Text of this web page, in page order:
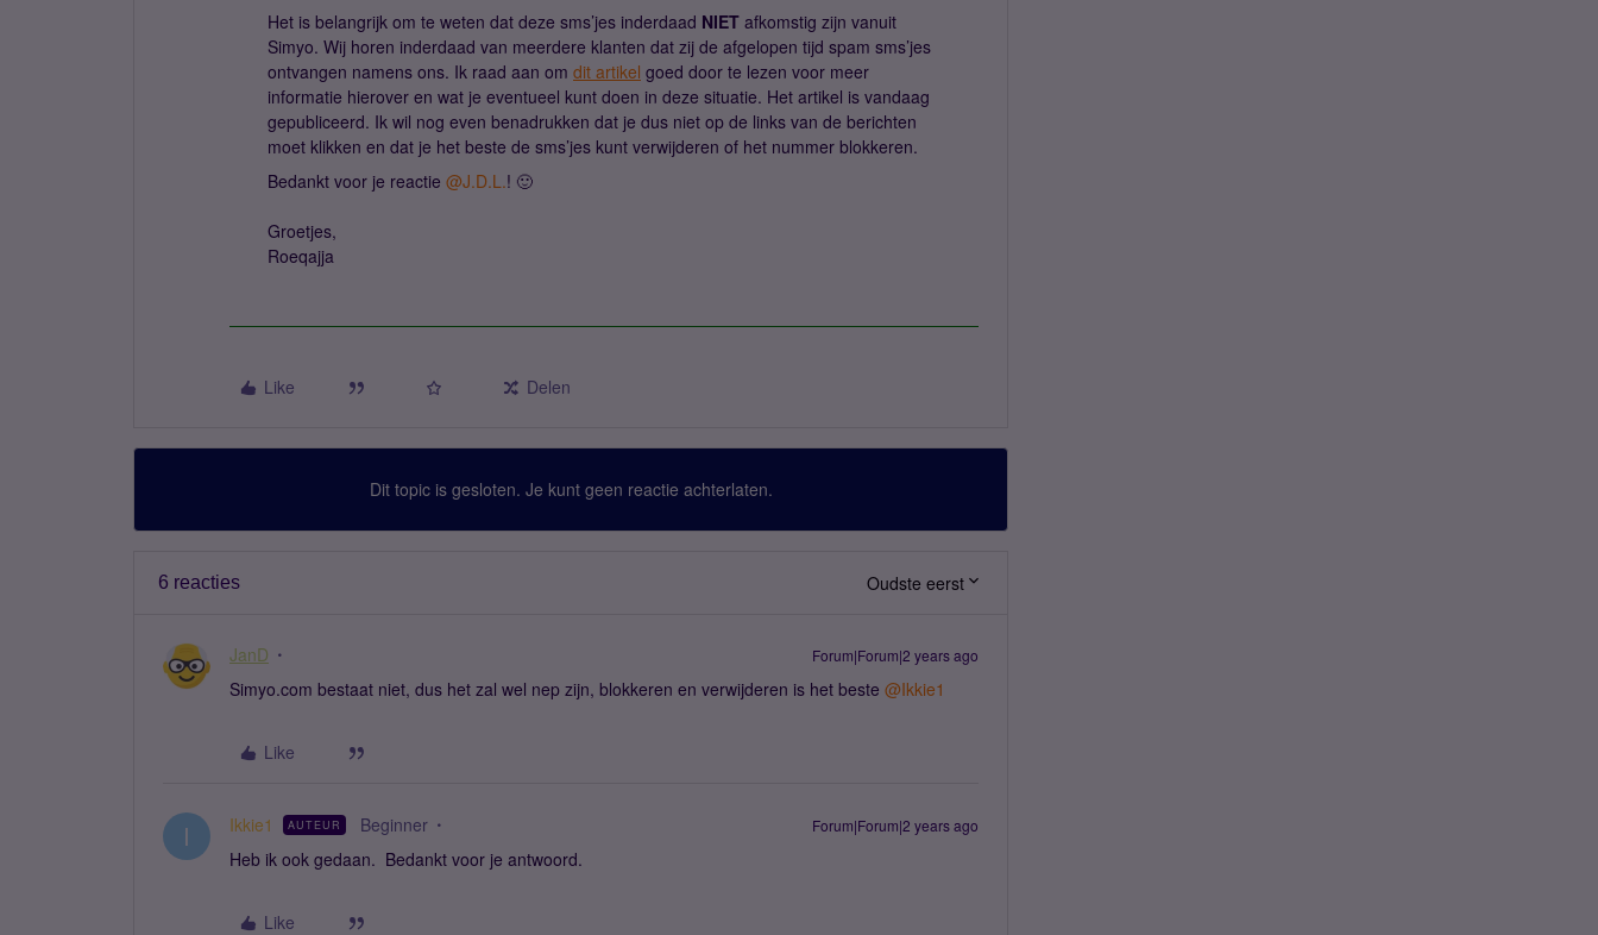
Het is belangrijk om te weten dat deze sms’jes inderdaad NIET afkomstig zijn vanuit
Simyo. Wij horen inderdaad van meerdere klanten dat zij de afgelopen tijd spam sms’jes
ontvangen namens ons. Ik raad aan om dit artikel goed door te lezen voor meer
informatie hierover en wat je eventueel kunt doen in deze situatie. Het artikel is vandaag
gepubliceerd. Ik wil nog even benadrukken dat je dus niet op de links van de berichten
moet klikken en dat je het beste de sms’jes kunt verwijderen of het nummer blokkeren.
Bedankt voor je reactie @J.D.L.! 🙂
Groetjes,
Roeqajja
Like Delen
Dit topic is gesloten. Je kunt geen reactie achterlaten.
6 reacties Oudste eerst
JanD Forum|Forum|2 years ago
Simyo.com bestaat niet, dus het zal wel nep zijn, blokkeren en verwijderen is het beste @Ikkie1
Like
I Ikkie1 AUTEUR Beginner Forum|Forum|2 years ago
Heb ik ook gedaan. Bedankt voor je antwoord.
Like